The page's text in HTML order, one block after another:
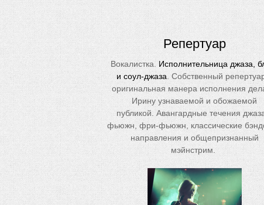
Репертуар
Вокалистка. Исполнительница джаза,
и соул-джаза . Собственный
оригинальная манера исполнения
Ирину узнаваемой и обожаемой
публикой. Авангардные течения
фьюжн, фри-фьюжн, классические
направления и общепризнанный
мэйнстрим.